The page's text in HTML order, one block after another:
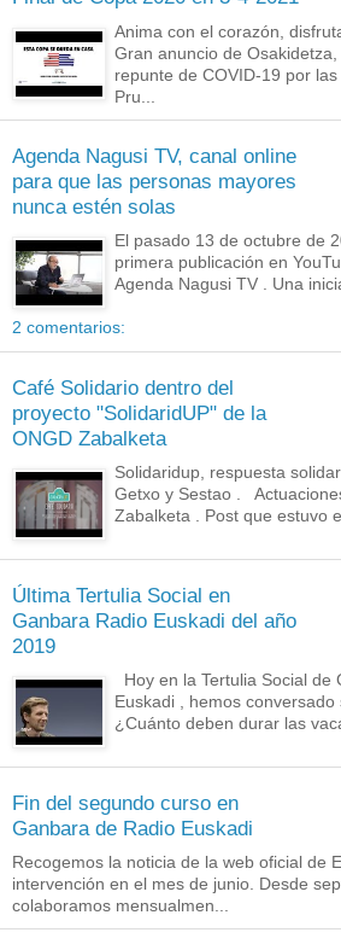
Anima con el corazón,
Gran anuncio de
repunte de COVID-19 por las
Pru...
Agenda Nagusi TV, canal online
para que las personas mayores
nunca estén solas
El pasado 13 de octubre de
primera publicación en
Agenda Nagusi TV . Una
2 comentarios:
Café Solidario dentro del
proyecto "SolidaridUP" de la
ONGD Zabalketa
Solidaridup, respuesta
Getxo y Sestao .
Zabalketa . Post que estuvo
Última Tertulia Social en
Ganbara Radio Euskadi del año
2019
Hoy en la Tertulia Social de
Euskadi , hemos
¿Cuánto deben durar las
Fin del segundo curso en
Ganbara de Radio Euskadi
Recogemos la noticia de la web oficial de
intervención en el mes de junio. Desde
colaboramos mensualmen...